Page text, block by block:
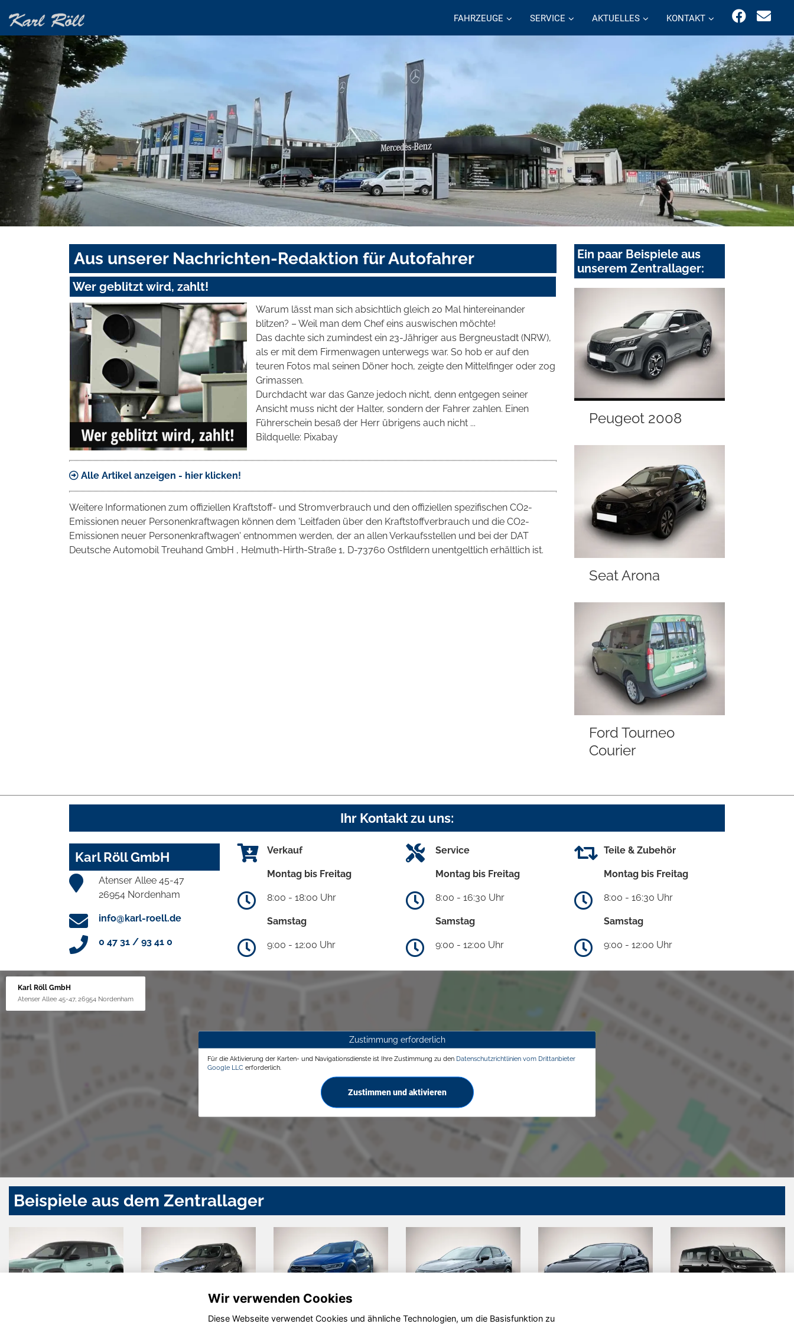
FAHRZEUGE SERVICE AKTUELLES KONTAKT
Aus unserer Nachrichten-Redaktion für Autofahrer
Wer geblitzt wird, zahlt!
Warum lässt man sich absichtlich gleich 20 Mal hintereinander
blitzen? – Weil man dem Chef eins auswischen möchte!
Das dachte sich zumindest ein 23-Jähriger aus Bergneustadt (NRW),
als er mit dem Firmenwagen unterwegs war. So hob er auf den
teuren Fotos mal seinen Döner hoch, zeigte den Mittelfinger oder zog
Grimassen.
Durchdacht war das Ganze jedoch nicht, denn entgegen seiner
Ansicht muss nicht der Halter, sondern der Fahrer zahlen. Einen
Führerschein besaß der Herr übrigens auch nicht ...
Bildquelle: Pixabay
Alle Artikel anzeigen - hier klicken!
Weitere Informationen zum offiziellen Kraftstoff- und Stromverbrauch und den offiziellen spezifischen CO2-
Emissionen neuer Personenkraftwagen können dem 'Leitfaden über den Kraftstoffverbrauch und die CO2-
Emissionen neuer Personenkraftwagen' entnommen werden, der an allen Verkaufsstellen und bei der DAT
Deutsche Automobil Treuhand GmbH , Helmuth-Hirth-Straße 1, D-73760 Ostfildern unentgeltlich erhältlich ist.
Ein paar Beispiele aus
unserem Zentrallager:
Peugeot 2008
Seat Arona
Ford Tourneo
Courier
Ihr Kontakt zu uns:
Karl Röll GmbH
Atenser Allee 45-47
26954 Nordenham
info@karl-roell.de
0 47 31 / 93 41 0
Verkauf
Montag bis Freitag
8:00 - 18:00 Uhr
Samstag
9:00 - 12:00 Uhr
Service
Montag bis Freitag
8:00 - 16:30 Uhr
Samstag
9:00 - 12:00 Uhr
Teile & Zubehör
Montag bis Freitag
8:00 - 16:30 Uhr
Samstag
9:00 - 12:00 Uhr
Karl Röll GmbH
Atenser Allee 45-47, 26954 Nordenham
Zustimmung erforderlich
Für die Aktivierung der Karten- und Navigationsdienste ist Ihre Zustimmung zu den Datenschutzrichtlinien vom Drittanbieter
Google LLC erforderlich.
Zustimmen und aktivieren
Beispiele aus dem Zentrallager
Wir verwenden Cookies
Diese Webseite verwendet Cookies und ähnliche Technologien, um die Basisfunktion zu